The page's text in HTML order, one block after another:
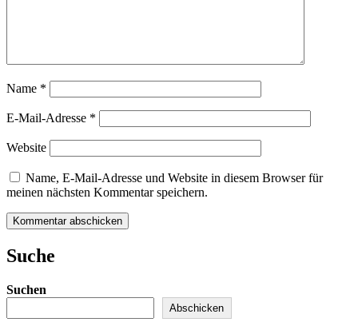
Name *
E-Mail-Adresse *
Website
Name, E-Mail-Adresse und Website in diesem Browser für
meinen nächsten Kommentar speichern.
Kommentar abschicken
Suche
Suchen
Abschicken